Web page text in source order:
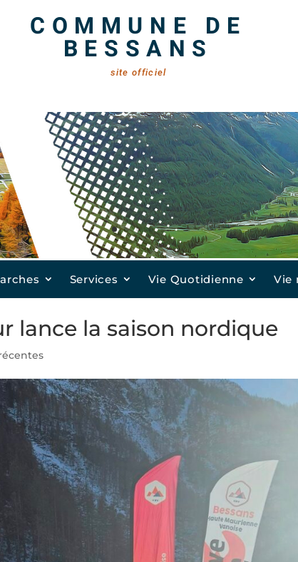
COMMUNE DE
BESSANS
site officiel
Services Vie Quotidienne Vie
lance la saison nordique